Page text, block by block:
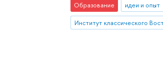
Образование идеи и опыт